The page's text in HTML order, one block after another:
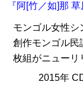
『阿[竹／如]那
モンゴル女性
創作モンゴル民
枚組がニューリ
2015年